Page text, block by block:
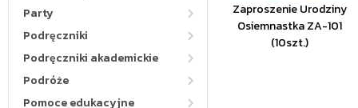
Party
Podręczniki
Podręczniki akademickie
Podróże
Pomoce edukacyjne
Zaproszenie Urodziny
Osiemnastka ZA-101
(10szt.)